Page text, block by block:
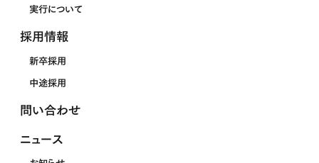
実行について
採用情報
新卒採用
中途採用
問い合わせ
ニュース